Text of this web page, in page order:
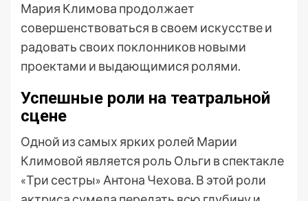
Мария Климова продолжает
совершенствоваться в своем искусстве и
радовать своих поклонников новыми
проектами и выдающимися ролями.
Успешные роли на театральной
сцене
Одной из самых ярких ролей Марии
Климовой является роль Ольги в спектакле
«Три сестры» Антона Чехова. В этой роли